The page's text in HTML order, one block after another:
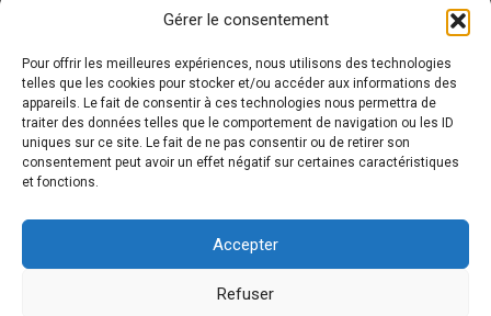
Gérer le consentement
Pour offrir les meilleures expériences, nous utilisons des technologies
telles que les cookies pour stocker et/ou accéder aux informations des
appareils. Le fait de consentir à ces technologies nous permettra de
traiter des données telles que le comportement de navigation ou les ID
uniques sur ce site. Le fait de ne pas consentir ou de retirer son
consentement peut avoir un effet négatif sur certaines caractéristiques
et fonctions.
Accepter
Refuser
Newsletter
Plan du site